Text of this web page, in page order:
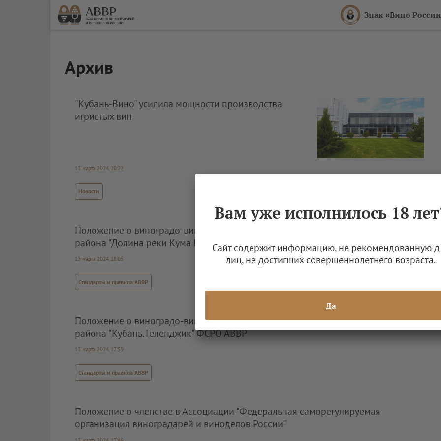
Знак «Вино
Архив
"Кубань-Вино" усилила мощности производства
игристых вин
13 марта 2024, 20:22
Новости
Положение о виноградо-винодельческом Совете виноградо-винодельческого
района "Долина реки Кума Прикумье" ФСРО АВВР
13 марта 2024, 18:05
Стандарты и правила АВВР
Положение о виноградо-винодельческом Совете виноградо-винодельческого
района "Кубань. Геленджик" ФСРО АВВР
13 марта 2024, 17:59
Стандарты и правила АВВР
Положение о членстве в Ассоциации "Федеральная саморегулируемая
организация виноградарей и виноделов России"
Вам уже исполнилось 18
Сайт содержит информацию, не рекомендованную
лиц, не достигших совершеннолетнего возраста.
Да